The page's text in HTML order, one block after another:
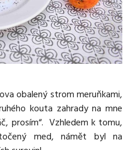
Excentrické posilování
Domácí HYROX
Cvičení do kanceláře
Desetiminutovka
sestavy ze staré Rutiny
Aktivní uvolnění
Meditace
TRX
Klouzání
Polévky
Nápoje
Ostatní recepty
Co je Rutina?
Pro koho je Rutina?
Nejčastější dotazy
Kontakt
obalený strom meruňkami,
kouta zahrady na mne
prosím“. Vzhledem k tomu,
med, námět byl na